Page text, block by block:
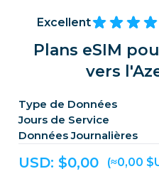
Excellent
Plans eSIM
vers
Type de Données
Jours de Service
Données Journalières
USD: $0,00 (≈0,00